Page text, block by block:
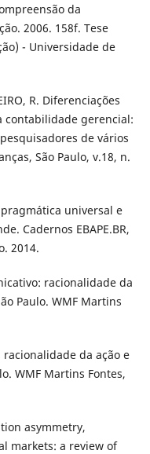
da
2006. 158f. Tese
- Universidade de
R. Diferenciações
contabilidade gerencial:
de vários
São Paulo, v.18, n.
pragmática universal e
Cadernos EBAPE.BR,
2014.
racionalidade da
Paulo. WMF Martins
racionalidade da ação e
WMF Martins Fontes,
asymmetry,
markets: a review of